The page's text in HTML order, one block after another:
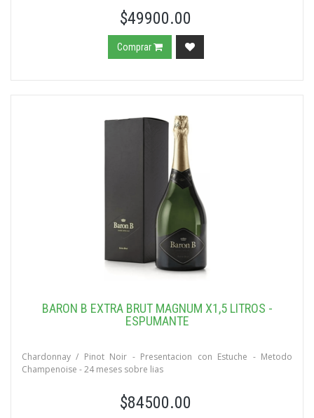
$49900.00
Comprar
BARON B EXTRA BRUT MAGNUM X1,5 LITROS -
ESPUMANTE
Chardonnay / Pinot Noir - Presentacion con Estuche - Metodo
Champenoise - 24 meses sobre lias
$84500.00